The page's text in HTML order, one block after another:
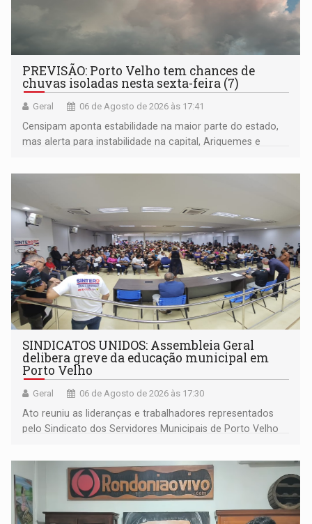
PREVISÃO: Porto Velho tem chances de
chuvas isoladas nesta sexta-feira (7)
Geral 06 de Agosto de 2026 às 17:41
Censipam aponta estabilidade na maior parte do estado,
mas alerta para instabilidade na capital, Ariquemes e
SINDICATOS UNIDOS: Assembleia Geral
delibera greve da educação municipal em
Porto Velho
Geral 06 de Agosto de 2026 às 17:30
Ato reuniu as lideranças e trabalhadores representados
pelo Sindicato dos Servidores Municipais de Porto Velho